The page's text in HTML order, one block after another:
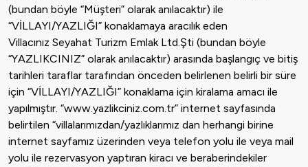
(bundan böyle “Müşteri” olarak anılacaktır) ile
“VİLLAYI/YAZLIĞI” konaklamaya aracılık eden
Villacınız Seyahat Turizm Emlak Ltd.Şti (bundan böyle
“YAZLIKCINIZ” olarak anılacaktır) arasında başlangıç ve bitiş
tarihleri taraflar tarafından önceden belirlenen belirli bir süre
için “VİLLAYI/YAZLIĞI” konaklama için kiralama amacı ile
yapılmıştır. “www.yazlikciniz.com.tr” internet sayfasında
belirtilen “villalarımızdan/yazlıklarımız dan herhangi birine
internet sayfamız üzerinden veya telefon yolu ile veya mail
yolu ile rezervasyon yaptıran kiracı ve beraberindekiler